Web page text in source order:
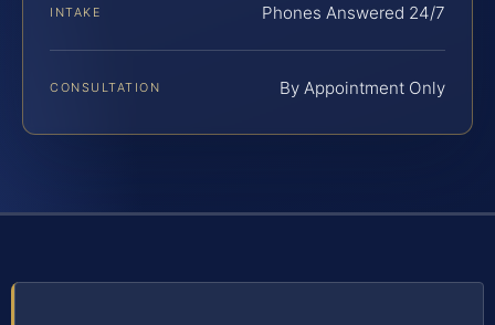
INTAKE Phones Answered 24/7
CONSULTATION By Appointment Only